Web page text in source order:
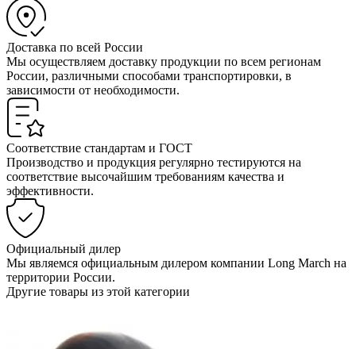
Доставка по всей России
Мы осуществляем доставку продукции по всем регионам
России, различными способами транспортировки, в
зависимости от необходимости.
Соответствие стандартам и ГОСТ
Производство и продукция регулярно тестируются на
соответствие высочайшим требованиям качества и
эффективности.
Официальный дилер
Мы являемся официальным дилером компании Long March на
территории России.
Другие товары из этой категории